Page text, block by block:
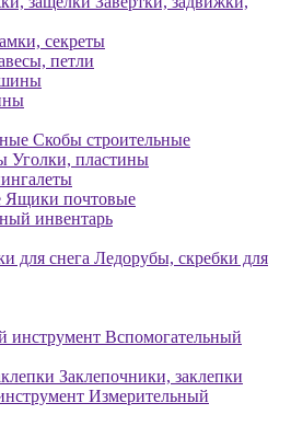
секреты
петли
Скобы строительные
Уголки, пластины
Ящики почтовые
инвентарь
Ледорубы, скребки для
Вспомогательный
Заклепочники, заклепки
Измерительный